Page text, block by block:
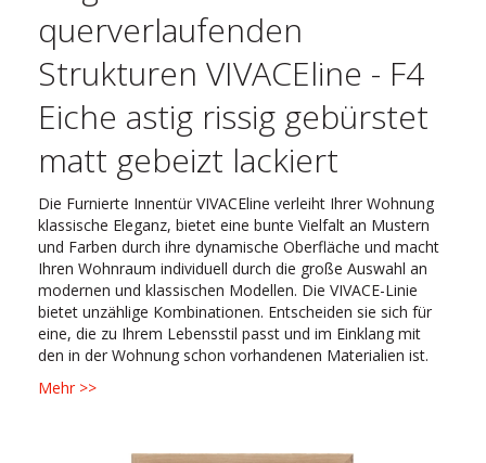
querverlaufenden
Strukturen VIVACEline - F4
Eiche astig rissig gebürstet
matt gebeizt lackiert
Die Furnierte Innentür VIVACEline verleiht Ihrer Wohnung
klassische Eleganz, bietet eine bunte Vielfalt an Mustern
und Farben durch ihre dynamische Oberfläche und macht
Ihren Wohnraum individuell durch die große Auswahl an
modernen und klassischen Modellen. Die VIVACE-Linie
bietet unzählige Kombinationen. Entscheiden sie sich für
eine, die zu Ihrem Lebensstil passt und im Einklang mit
den in der Wohnung schon vorhandenen Materialien ist.
Mehr >>